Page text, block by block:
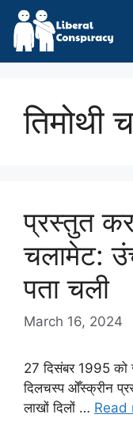
Skip
content
तिमोथी
प्रस्तुत
चलामेट:
पता चली
March 16, 2024
27 दिसंबर 1995 को
दिलचस्प ओँस्क्रीन
लाखों दिलों … Read